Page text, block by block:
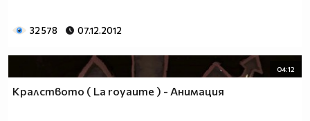
32 578 07.12.2012
04:12
Кралството ( La royaume ) - Анимация